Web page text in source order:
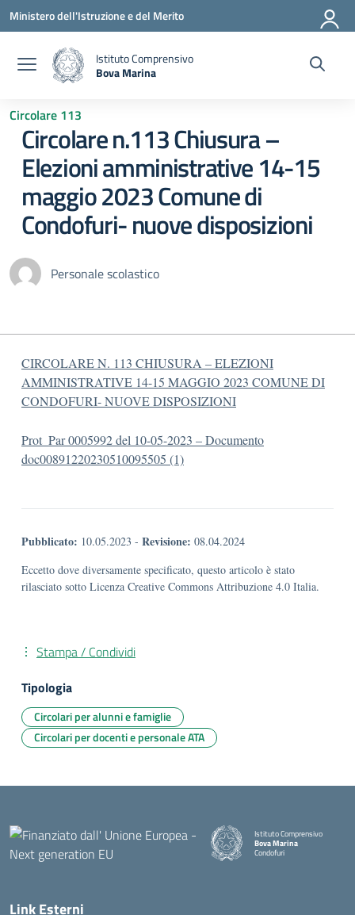
Vai ai contenuti
Vai al menu di navigazione
Vai al footer
Ministero dell'Istruzione e del Merito
Istituto Comprensivo
Bova Marina
Circolare 113
Circolare n.113 Chiusura –
Elezioni amministrative 14-15
maggio 2023 Comune di
Condofuri- nuove disposizioni
Personale scolastico
CIRCOLARE N. 113 CHIUSURA – ELEZIONI
AMMINISTRATIVE 14-15 MAGGIO 2023 COMUNE DI
CONDOFURI- NUOVE DISPOSIZIONI
Prot_Par 0005992 del 10-05-2023 – Documento
doc00891220230510095505 (1)
Pubblicato: 10.05.2023 - Revisione: 08.04.2024
Eccetto dove diversamente specificato, questo articolo è stato
rilasciato sotto Licenza Creative Commons Attribuzione 4.0 Italia.
Stampa / Condividi
Tipologia
Circolari per alunni e famiglie
Circolari per docenti e personale ATA
Istituto Comprensivo
Bova Marina
Condofuri
Link Esterni